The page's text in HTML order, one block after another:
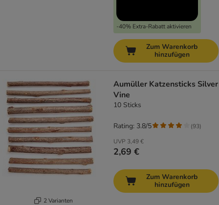
-40% Extra-Rabatt aktivieren
Zum Warenkorb
hinzufügen
2 Varianten
Aumüller Katzensticks Silver
Vine
10 Sticks
UVP 3,49 €
2,69 €
Rating: 3.8/5 (93)
Zum Warenkorb
hinzufügen